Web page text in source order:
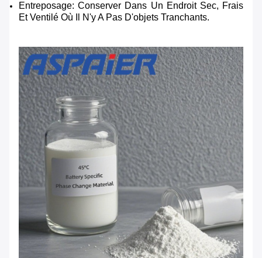
Entreposage: Conserver Dans Un Endroit Sec, Frais
Et Ventilé Où Il N'y A Pas D'objets Tranchants.